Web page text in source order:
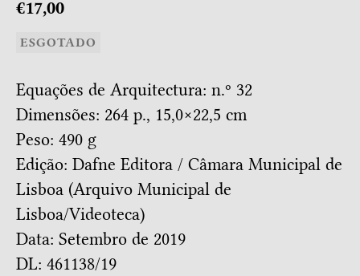
€17,00
ESGOTADO
Equações de Arquitectura: n.º 32
Dimensões: 264 p., 15,0×22,5 cm
Peso: 490 g
Edição: Dafne Editora / Câmara Municipal de
Lisboa (Arquivo Municipal de
Lisboa/Videoteca)
Data: Setembro de 2019
DL: 461138/19